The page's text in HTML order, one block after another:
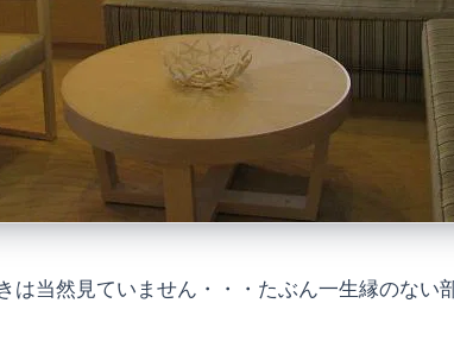
は当然見ていません・・・たぶん一生縁のない